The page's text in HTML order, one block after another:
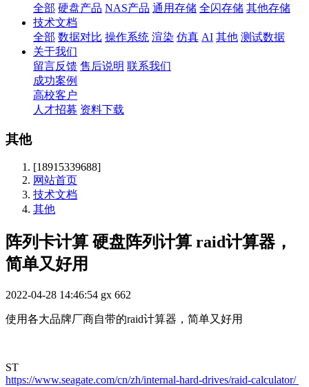
全部 硬盘产品 NAS产品 通用存储 全闪存储 其他存储
技术文档
全部 数据对比 操作系统 渲染 仿真 AI 其他 测试数据
关于我们
留言反馈 售后说明 联系我们
成功案例
高校客户
人才招募 资料下载
其他
[18915339688]
网站首页
技术文档
其他
阵列卡计算 硬盘阵列计算 raid计算器，
简单又好用
2022-04-28 14:46:54 gx 662
使用各大品牌厂商自带的raid计算器，简单又好用
ST
https://www.seagate.com/cn/zh/internal-hard-drives/raid-calculator/